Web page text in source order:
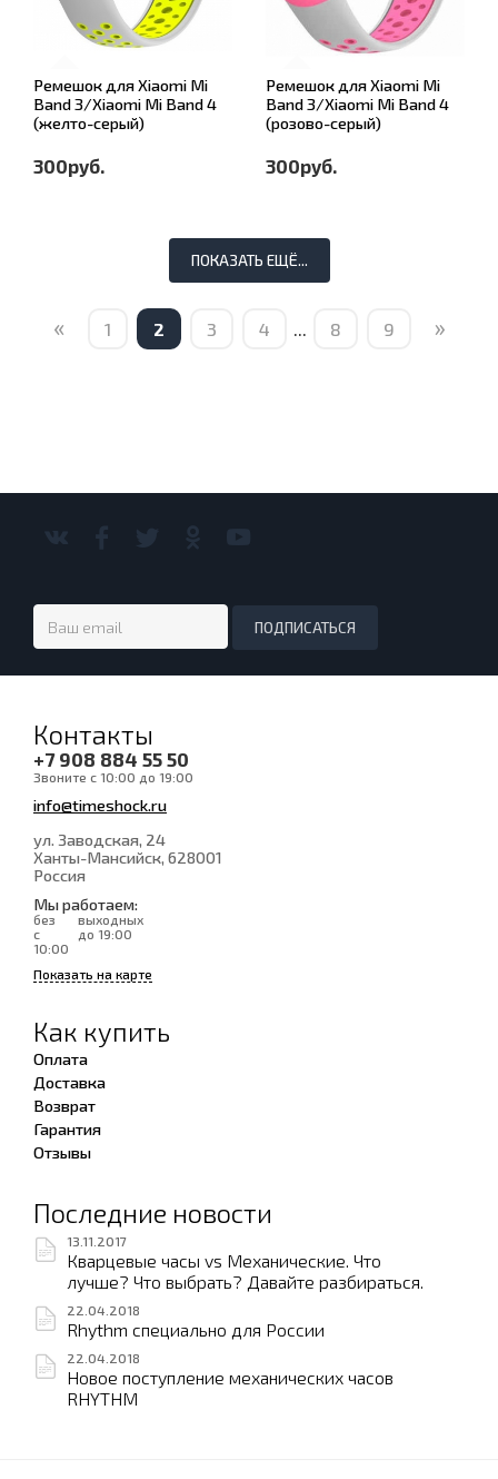
Ремешок для Xiaomi Mi
Band 3/Xiaomi Mi Band 4
(желто-серый)
300руб.
Ремешок для Xiaomi Mi
Band 3/Xiaomi Mi Band 4
(розово-серый)
300руб.
ПОКАЗАТЬ ЕЩЁ...
« 1 2 3 4 ... 8 9 »
Контакты
+7 908 884 55 50
Звоните с 10:00 до 19:00
info@timeshock.ru
ул. Заводская, 24
Ханты-Мансийск, 628001
Россия
Мы работаем:
без
выходных
с
10:00
до 19:00
Показать на карте
Как купить
Оплата
Доставка
Возврат
Гарантия
Отзывы
Последние новости
13.11.2017
Кварцевые часы vs Механические. Что
лучше? Что выбрать? Давайте разбираться.
22.04.2018
Rhythm специально для России
22.04.2018
Новое поступление механических часов
RHYTHM